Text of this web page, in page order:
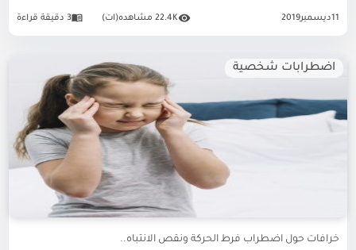
11ديسمبر2019 22.4K مشاهده(ات) 3 دقيقة قراءة
اضطرابات شخصية
خرافات حول اضطراب فرط الحركة ونقص الانتباه..